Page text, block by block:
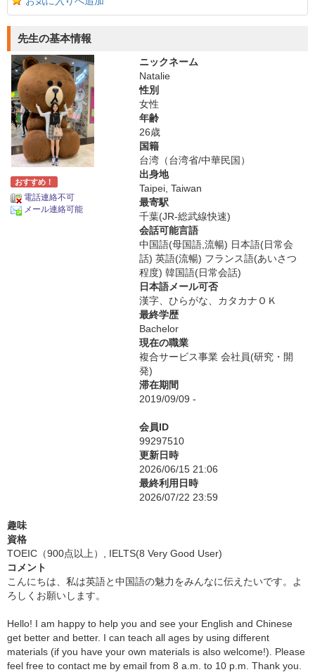
先生の基本情報
おすすめ！
電話連絡不可
メール連絡可能
ニックネーム
Natalie
性別
女性
年齢
26歳
国籍
台湾（台湾省/中華民国）
出身地
Taipei, Taiwan
最寄駅
千葉(JR-総武線快速)
会話可能言語
中国語(母国語,流暢) 日本語(日常会
話) 英語(流暢) フランス語(あいさつ
程度) 韓国語(日常会話)
日本語メール可否
漢字、ひらがな、カタカナＯＫ
最終学歴
Bachelor
現在の職業
複合サービス事業 会社員(研究・開
発)
滞在期間
2019/09/09 -
会員ID
99297510
更新日時
2026/06/15 21:06
最終利用日時
2026/07/22 23:59
趣味
資格
TOEIC（900点以上）, IELTS(8 Very Good User)
コメント
こんにちは、私は英語と中国語の魅力をみんなに伝えたいです。よ
ろしくお願いします。
Hello! I am happy to help you and see your English and Chinese
get better and better. I can teach all ages by using different
materials (if you have your own materials is also welcome!). Please
feel free to contact me by email from 8 a.m. to 10 p.m. Thank you.